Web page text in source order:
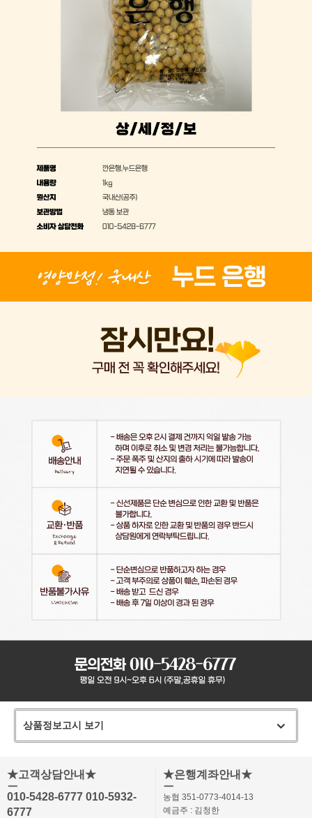
상품정보고시 보기
★고객상담안내★
ㅡ
010-5428-6777 010-5932-
6777
★은행계좌안내★
ㅡ
농협 351-0773-4014-13
예금주 : 김청한